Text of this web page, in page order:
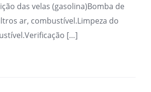
das velas (gasolina)Bomba de
ar, combustível.Limpeza do
[…]